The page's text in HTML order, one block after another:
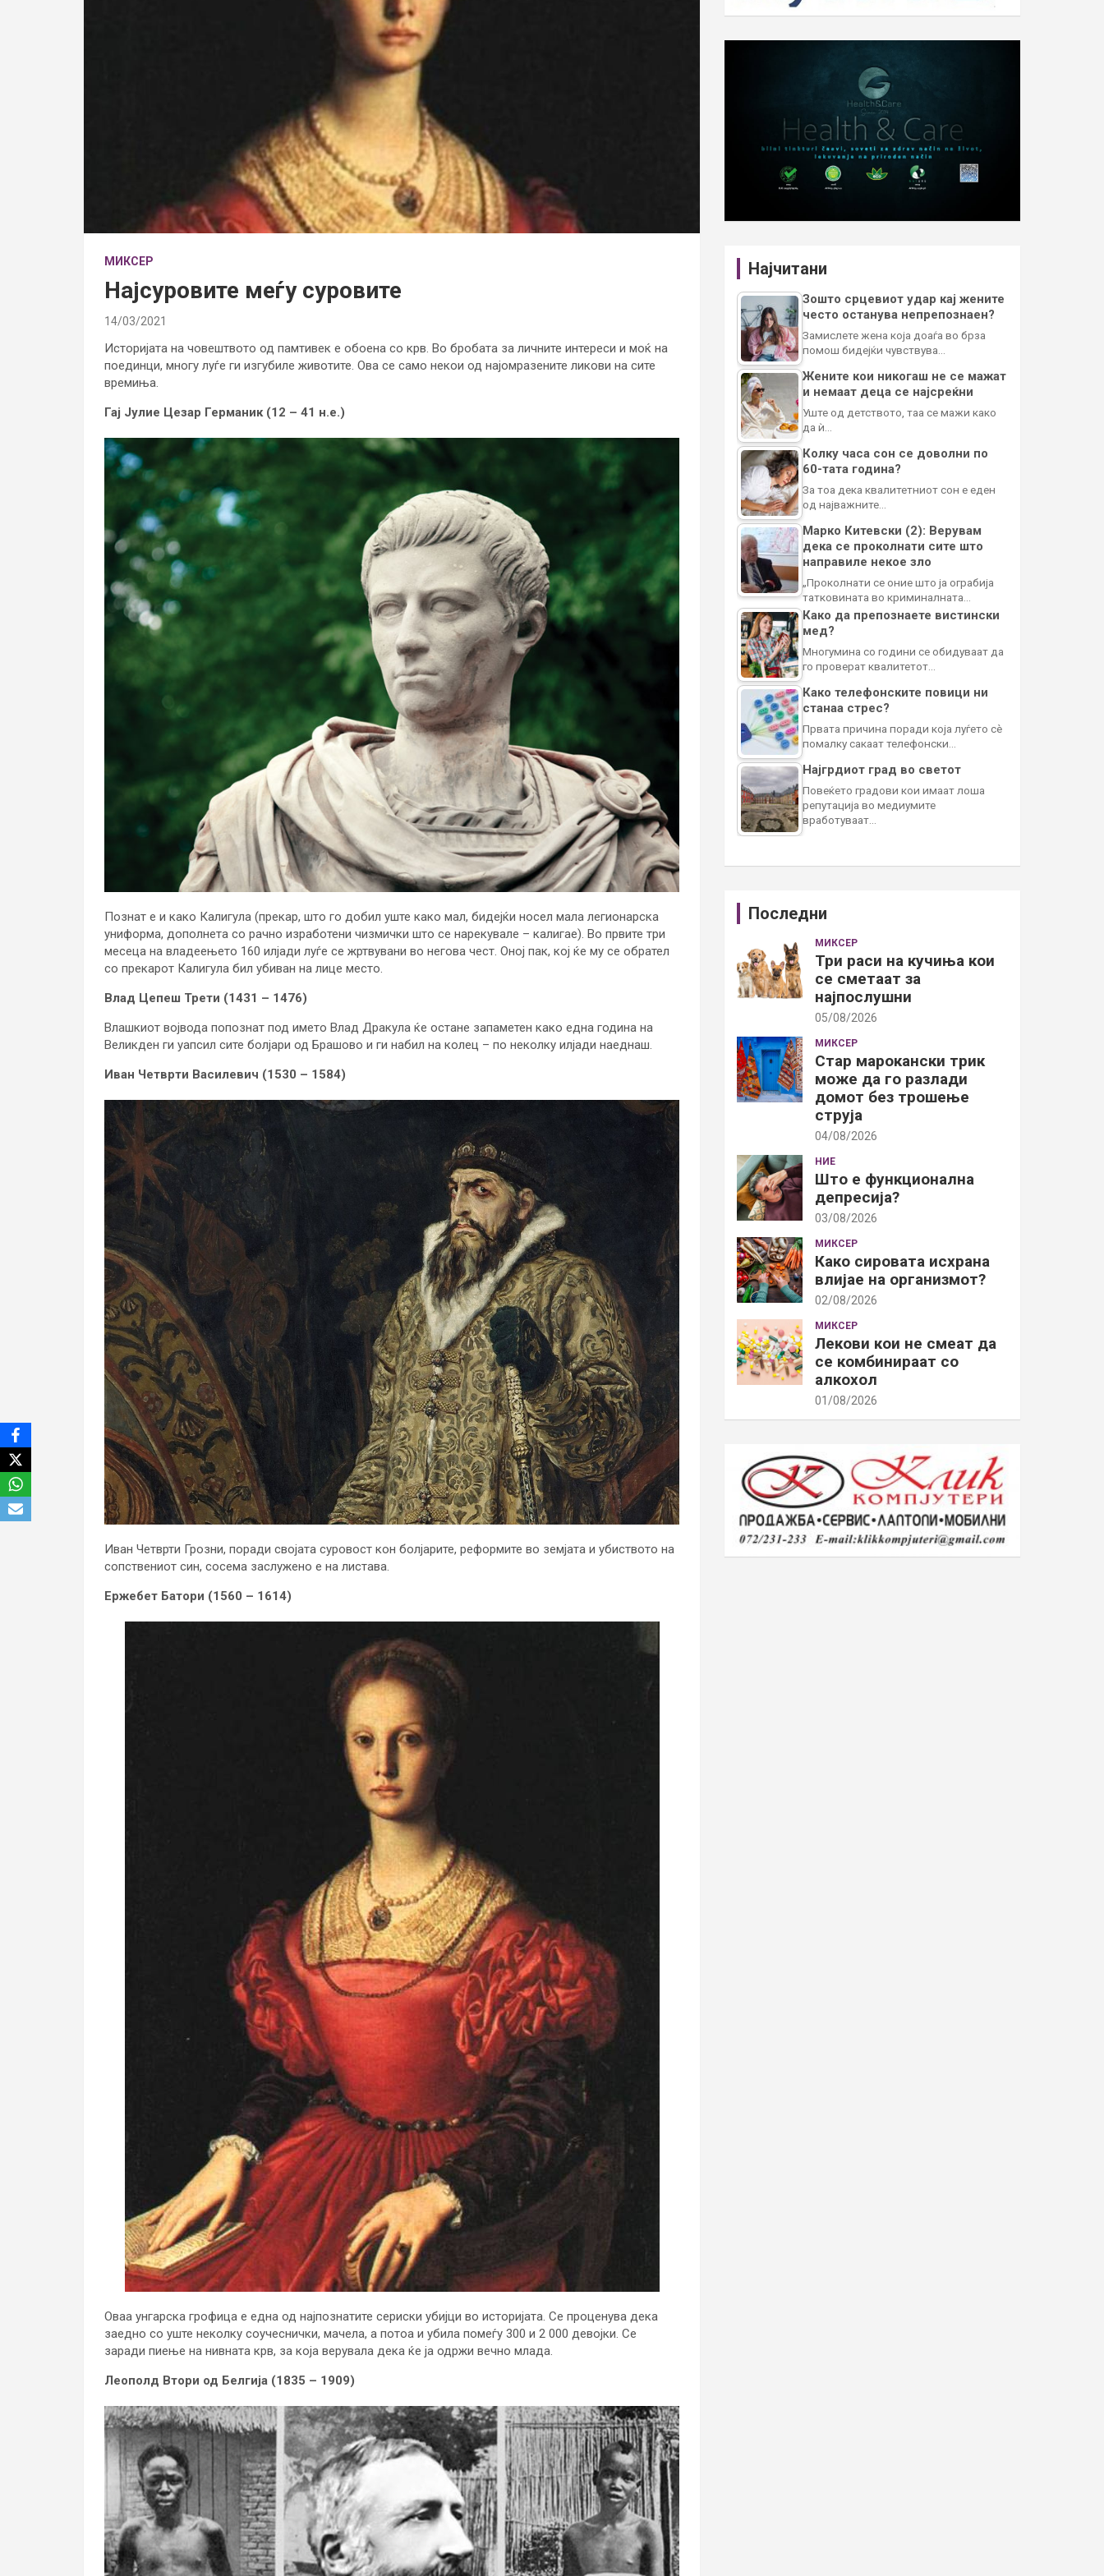
МИКСЕР
Најсуровите меѓу суровите
14/03/2021
Историјата на човештвото од памтивек е обоена со крв. Во бробата за личните интереси и моќ на
поединци, многу луѓе ги изгубиле животите. Ова се само некои од најомразените ликови на сите
времиња.
Гај Јулие Цезар Германик (12 – 41 н.е.)
Познат е и како Калигула (прекар, што го добил уште како мал, бидејќи носел мала легионарска
униформа, дополнета со рачно изработени чизмички што се нарекувале – калигае). Во првите три
месеца на владеењето 160 илјади луѓе се жртвувани во негова чест. Оној пак, кој ќе му се обрател
со прекарот Калигула бил убиван на лице место.
Влад Цепеш Трети (1431 – 1476)
Влашкиот војвода попознат под името Влад Дракула ќе остане запаметен како една година на
Великден ги уапсил сите болјари од Брашово и ги набил на колец – по неколку илјади наеднаш.
Иван Четврти Василевич (1530 – 1584)
Иван Четврти Грозни, поради својата суровост кон болјарите, реформите во земјата и убиството на
сопствениот син, сосема заслужено е на листава.
Ержебет Батори (1560 – 1614)
Оваа унгарска грофица е една од најпознатите сериски убијци во историјата. Се проценува дека
заедно со уште неколку соучеснички, мачела, а потоа и убила помеѓу 300 и 2 000 девојки. Се
заради пиење на нивната крв, за која верувала дека ќе ја одржи вечно млада.
Леополд Втори од Белгија (1835 – 1909)
Најчитани
Зошто срцевиот удар кај жените
често останува непрепознаен?
Замислете жена која доаѓа во брза
помош бидејќи чувствува…
Жените кои никогаш не се мажат
и немаат деца се најсреќни
Уште од детството, таа се мажи како
да ѝ…
Колку часа сон се доволни по
60-тата година?
За тоа дека квалитетниот сон е еден
од најважните…
Марко Китевски (2): Верувам
дека се проколнати сите што
направиле некое зло
„Проколнати се оние што ја ограбија
татковината во криминалната…
Како да препознаете вистински
мед?
Многумина со години се обидуваат да
го проверат квалитетот…
Како телефонските повици ни
станаа стрес?
Првата причина поради која луѓето сè
помалку сакаат телефонски…
Најгрдиот град во светот
Повеќето градови кои имаат лоша
репутација во медиумите
вработуваат…
Последни
МИКСЕР
Три раси на кучиња кои
се сметаат за
најпослушни
05/08/2026
МИКСЕР
Стар марокански трик
може да го разлади
домот без трошење
струја
04/08/2026
НИЕ
Што е функционална
депресија?
03/08/2026
МИКСЕР
Како сировата исхрана
влијае на организмот?
02/08/2026
МИКСЕР
Лекови кои не смеат да
се комбинираат со
алкохол
01/08/2026